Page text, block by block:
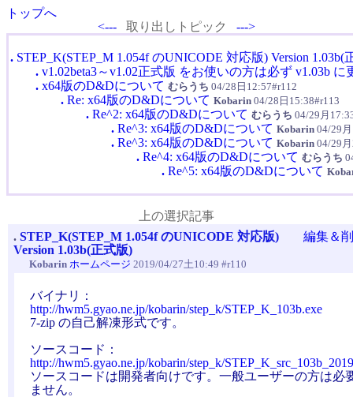
トップへ
<---
取り出しトピック --->
. STEP_K(STEP_M 1.054f のUNICODE 対応版) Version 1.03b(
. v1.02beta3～v1.02正式版 をお使いの方は必ず v1.03b
. x64版のD&Dについて むらうち 04/28日12:57#r112
. Re: x64版のD&Dについて Kobarin 04/28日15:38#r113
. Re^2: x64版のD&Dについて むらうち 04/29月
. Re^3: x64版のD&Dについて Kobarin 04/29
. Re^3: x64版のD&Dについて Kobarin 04/29
. Re^4: x64版のD&Dについて むらうち
. Re^5: x64版のD&Dについて
上の選択記事
. STEP_K(STEP_M 1.054f のUNICODE 対応版)
Version 1.03b(正式版)
Kobarin ホームページ 2019/04/27土10:49 #r110
編集＆
バイナリ：
http://hwm5.gyao.ne.jp/kobarin/step_k/STEP_K_103b.exe
7-zip の自己解凍形式です。
ソースコード：
http://hwm5.gyao.ne.jp/kobarin/step_k/
ソースコードは開発者向けです。一般ユーザーの方は必
ません。